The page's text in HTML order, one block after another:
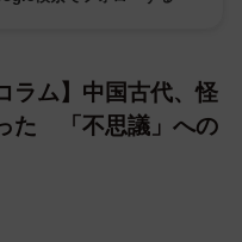
ラム】中国古代、怪
た 「不思議」への